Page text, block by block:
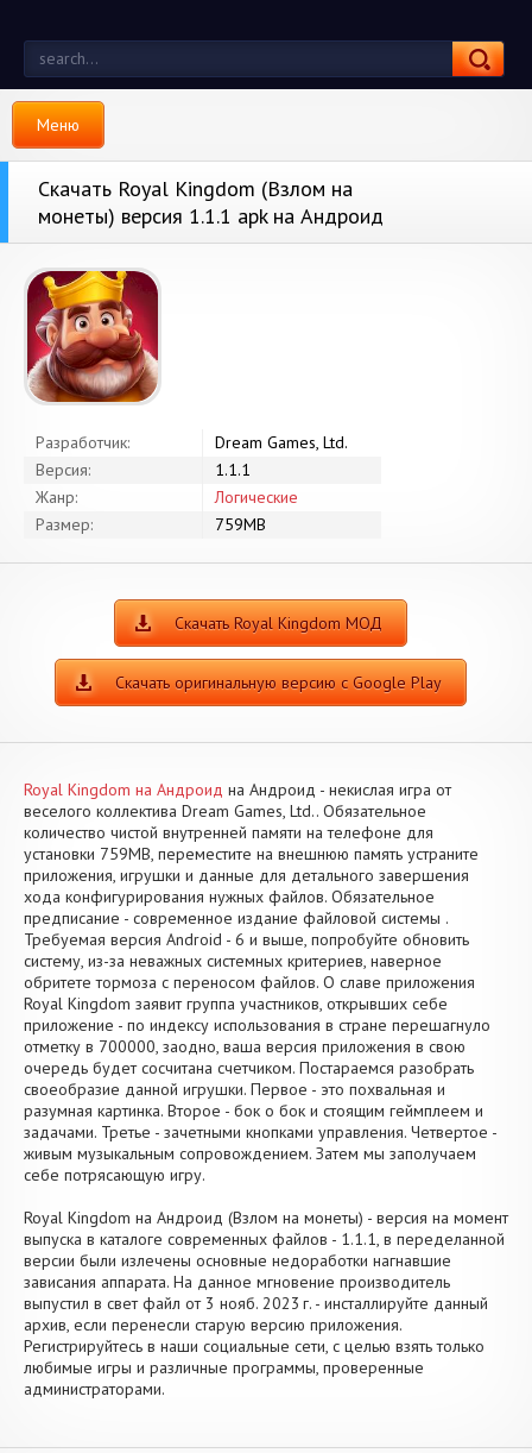
Меню
Скачать Royal Kingdom (Взлом на
монеты) версия 1.1.1 apk на Андроид
Разработчик:
Dream Games, Ltd.
Версия:
1.1.1
Жанр:
Логические
Размер:
759MB
Скачать Royal Kingdom МОД
Скачать оригинальную версию с Google Play
Royal Kingdom на Андроид на Андроид - некислая игра от
веселого коллектива Dream Games, Ltd.. Обязательное
количество чистой внутренней памяти на телефоне для
установки 759MB, переместите на внешнюю память устраните
приложения, игрушки и данные для детального завершения
хода конфигурирования нужных файлов. Обязательное
предписание - современное издание файловой системы .
Требуемая версия Android - 6 и выше, попробуйте обновить
систему, из-за неважных системных критериев, наверное
обритете тормоза с переносом файлов. О славе приложения
Royal Kingdom заявит группа участников, открывших себе
приложение - по индексу использования в стране перешагнуло
отметку в 700000, заодно, ваша версия приложения в свою
очередь будет сосчитана счетчиком. Постараемся разобрать
своеобразие данной игрушки. Первое - это похвальная и
разумная картинка. Второе - бок о бок и стоящим геймплеем и
задачами. Третье - зачетными кнопками управления. Четвертое -
живым музыкальным сопровождением. Затем мы заполучаем
себе потрясающую игру.
Royal Kingdom на Андроид (Взлом на монеты) - версия на момент
выпуска в каталоге современных файлов - 1.1.1, в переделанной
версии были излечены основные недоработки нагнавшие
зависания аппарата. На данное мгновение производитель
выпустил в свет файл от 3 нояб. 2023 г. - инсталлируйте данный
архив, если перенесли старую версию приложения.
Регистрируйтесь в наши социальные сети, с целью взять только
любимые игры и различные программы, проверенные
администраторами.